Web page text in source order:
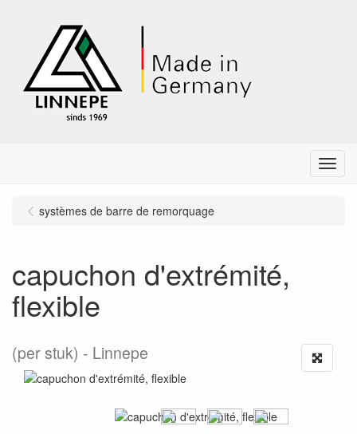
Menu
systèmes de barre de remorquage
capuchon d'extrémité,
flexible
(per stuk) Linnepe